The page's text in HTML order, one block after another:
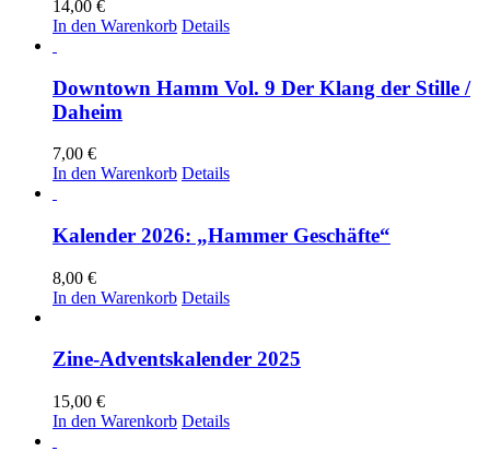
14,00 €
In den Warenkorb Details
Downtown Hamm Vol. 9 Der Klang der Stille /
Daheim
7,00 €
In den Warenkorb Details
Kalender 2026: „Hammer Geschäfte“
8,00 €
In den Warenkorb Details
Zine-Adventskalender 2025
15,00 €
In den Warenkorb Details